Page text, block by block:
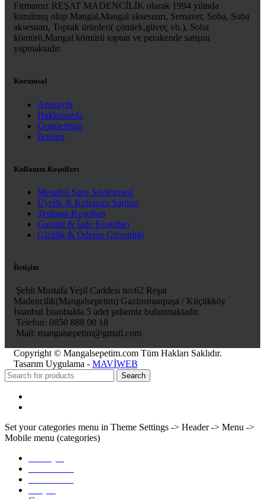
Firmamız REŞAT MADENCİLİK olarak 1994 yılında
kurulmuş olup Mangal,Mangal aksesuarı, Semaver, Soba, Soba
aksesuarı, Toprak ürünleri( çömlek,güveç vb.), Soba
kömürü,Mangal kömürü toptan ve perakende satışını
yapmaktadır.
Kurumsal
Anasayfa
Hakkımızda
Ürünlerimiz
İletişim
Kullanım Koşulları
Mesafeli Satış Sözleşmesi
Üyelik & Kullanım Şartları
Teslimat Koşulları
Garanti & İade Koşulları
Gizlilik & Ödeme Güvenliği
İletişim
Şehit Mustafa Yeşil Caddesi no:62 Reşat
Madencilik(Mangalsepetim) Gaziosmanpaşa / Küçükköy
İstanbul İstanbulda 5 adet şubemiz bulunmaktadır.
Telefon: 0850 888 00 18
Mail: mangalsepetim@gmail.com
Copyright © Mangalsepetim.com Tüm Hakları Saklıdır.
Tasarım Uygulama - MAVİWEB
Search
Set your categories menu in Theme Settings -> Header -> Menu ->
Mobile menu (categories)